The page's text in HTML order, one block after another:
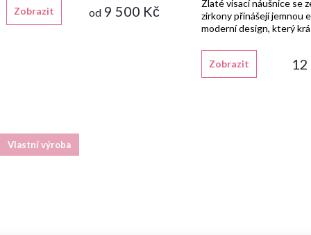
od 9 500 Kč
Zobrazit
Zobrazit
Zlaté visací náušnice se
zirkony přinášejí jemnou
moderní design, který
Vlastní výroba